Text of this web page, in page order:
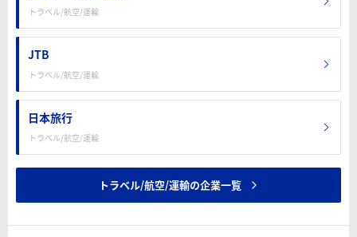
トラベル/航空/運輸
JTB
トラベル/航空/運輸
日本旅行
トラベル/航空/運輸
トラベル/航空/運輸の企業一覧